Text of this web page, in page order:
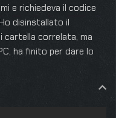
e richiedeva il codice
disinstallato il
cartella correlata, ma
ha finito per dare lo